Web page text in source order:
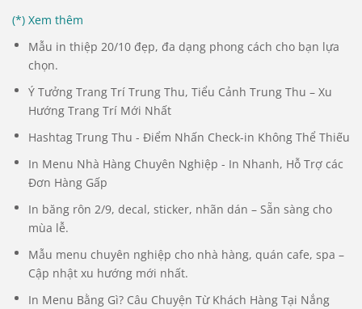
(*) Xem thêm
Mẫu in thiệp 20/10 đẹp, đa dạng phong cách cho bạn lựa
chọn.
Ý Tưởng Trang Trí Trung Thu, Tiểu Cảnh Trung Thu – Xu
Hướng Trang Trí Mới Nhất
Hashtag Trung Thu - Điểm Nhấn Check-in Không Thể Thiếu
In Menu Nhà Hàng Chuyên Nghiệp - In Nhanh, Hỗ Trợ các
Đơn Hàng Gấp
In băng rôn 2/9, decal, sticker, nhãn dán – Sẵn sàng cho
mùa lễ.
Mẫu menu chuyên nghiệp cho nhà hàng, quán cafe, spa –
Cập nhật xu hướng mới nhất.
In Menu Bằng Gì? Câu Chuyện Từ Khách Hàng Tại Nắng